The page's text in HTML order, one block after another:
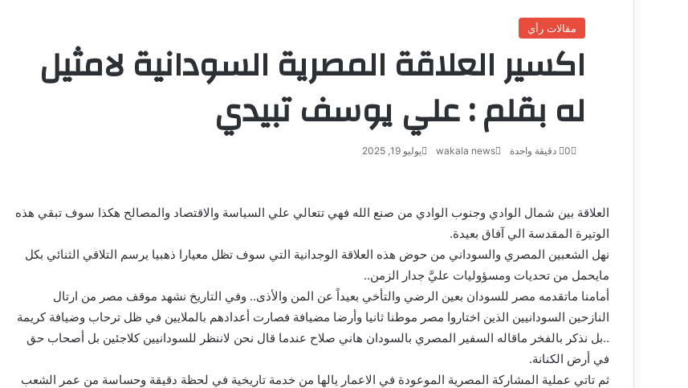
مقالات رأي
اكسير العلاقة المصرية السودانية لامثيل
له بقلم : علي يوسف تبيدي
wakala news يوليو 19, 2025 0 دقيقة واحدة
العلاقة بين شمال الوادي وجنوب الوادي من صنع الله فهي تتعالي علي السياسة والاقتصاد والمصالح هكذا سوف تبقي هذه
الوتيرة المقدسة الي آفاق بعيدة.
نهل الشعبين المصري والسوداني من حوض هذه العلاقة الوجدانية التي سوف تظل معيارا ذهبيا يرسم التلاقي الثنائي بكل
مايحمل من تحديات ومسؤوليات عليَّ جدار الزمن..
أمامنا ماتقدمه مصر للسودان بعين الرضي والتأخي بعيداً عن المن والأذى.. وفي التاريخ نشهد موقف مصر من ارتال
النازحين السودانيين الذين اختاروا مصر موطنا ثانيا وأرضا مضيافة فصارت أعدادهم بالملايين في ظل ترحاب وضيافة كريمة
..بل نذكر بالفخر ماقاله السفير المصري بالسودان هاني صلاح عندما قال نحن لاننظر للسودانيين كلاجئين بل أصحاب حق
في أرض الكنانة.
ثم تاتي عملية المشاركة المصرية الموعودة في الاعمار يالها من خدمة تاريخية في لحظة دقيقة وحساسة من عمر الشعب